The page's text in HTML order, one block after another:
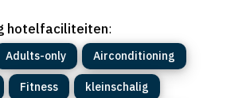
hotelfaciliteiten:
Adults-only Airconditioning
Fitness kleinschalig